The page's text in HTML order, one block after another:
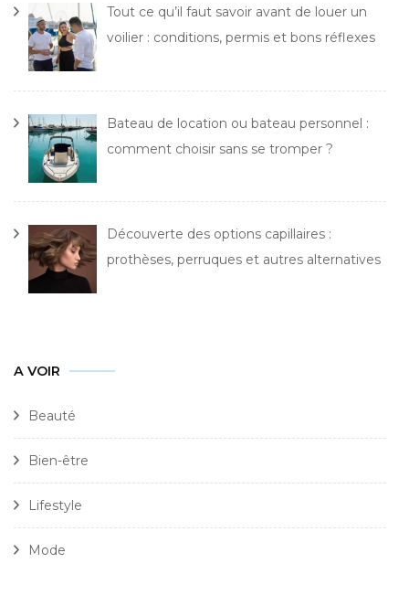
Tout ce qu’il faut savoir avant de louer un
voilier : conditions, permis et bons réflexes
Bateau de location ou bateau personnel :
comment choisir sans se tromper ?
Découverte des options capillaires :
prothèses, perruques et autres alternatives
A VOIR
Beauté
Bien-être
Lifestyle
Mode